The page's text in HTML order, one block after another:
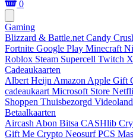
0
Gaming
Blizzard & Battle.net Candy
Fortnite Google Play Minecraft
Roblox Steam Supercell Twitch
Cadeaukaarten
Albert Heijn Amazon Apple Gift
cadeaukaart Microsoft Store
Shoppen Thuisbezorgd Videoland
Betaalkaarten
Aircash Abon Bitsa CASHlib
Gift Me Crypto NeosurfPCS